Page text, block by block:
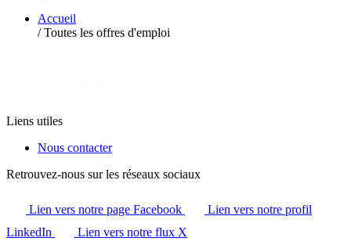
Accueil
/ Toutes les offres d'emploi
Liens utiles
Nous contacter
Retrouvez-nous sur les réseaux sociaux
Lien vers notre page Facebook
Lien vers notre profil
LinkedIn
Lien vers notre flux X